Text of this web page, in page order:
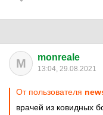
M monreale
13:04, 29.08.2021
От пользователя
врачей из ковидных